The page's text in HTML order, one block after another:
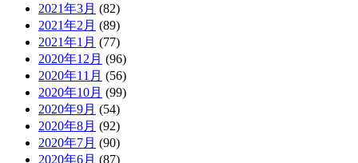
2021年3月 (82)
2021年2月 (89)
2021年1月 (77)
2020年12月 (96)
2020年11月 (56)
2020年10月 (99)
2020年9月 (54)
2020年8月 (92)
2020年7月 (90)
2020年6月 (87)